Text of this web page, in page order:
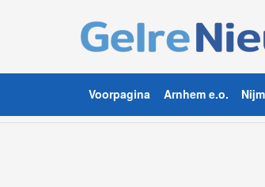
Voorpagina Arnhem e.o.